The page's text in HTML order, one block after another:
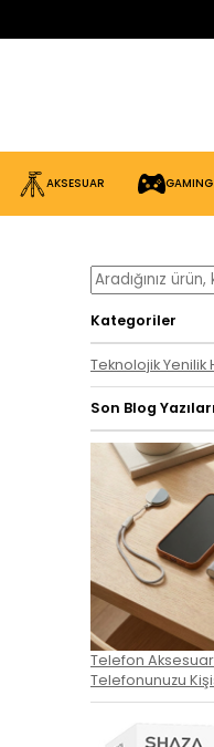
AKSESUAR GAMING
Kategoriler
Teknolojik
Son Blog Yazıları
Telefon
Telefonunuzu